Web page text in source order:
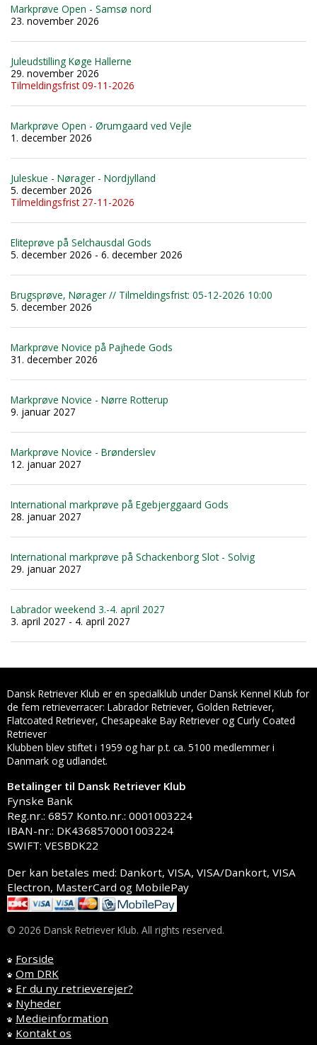
Markprøve Open - Samsø nord
23. november 2026
Juleudstilling Køge Hallerne
29. november 2026
Tilmeldingsfrist 09-11-2026
Markprøve Open - Ørumgaard ved Vejle
1. december 2026
Juleskue - Nørager - Nordjylland
5. december 2026
Tilmeldingsfrist 27-11-2026
Eliteprøve på Selchausdal Gods
5. december 2026 - 6. december 2026
Brugsprøve, Nørager // Tilmeldingsfrist: 05-12-2026 10:00
5. december 2026
Markprøve Novice på Pajhede Gods
31. december 2026
Markprøve Novice - Nørre Rotterup
9. januar 2027
Markprøve Novice - Brønderslev
12. januar 2027
International markprøve på Egebjerggaard Gods
28. januar 2027
International markprøve på Schackenborg Slot - Solvig
29. januar 2027
Labrador weekend 3.-4. april 2027
3. april 2027 - 4. april 2027
Dansk Retriever Klub er en specialklub under Dansk Kennel Klub for
de fem retrieverracer: Labrador Retriever, Golden Retriever,
Flatcoated Retriever, Chesapeake Bay Retriever og Curly Coated
Retriever
Klubben blev stiftet i 1959 og har p.t. ca. 5100 medlemmer i
Danmark og udlandet.
Betalinger til Dansk Retriever Klub
Fynske Bank
Reg.nr.: 6857 Konto.nr.: 0001003224
IBAN-nr.: DK4368570001003224
SWIFT: VESBDK22
Der kan betales med: Dankort, VISA, VISA/Dankort, VISA
Electron, MasterCard og MobilePay
© 2026 Dansk Retriever Klub. All rights reserved.
Forside
Om DRK
Er du ny retrieverejer?
Nyheder
Medieinformation
Kontakt os